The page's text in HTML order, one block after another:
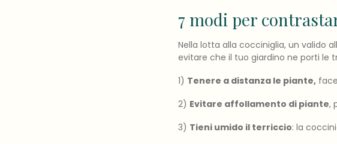
7 modi per
Nella lotta alla cocciniglia, un valido
evitare che il tuo giardino ne porti le
1) Tenere a distanza le piante,
2) Evitare affollamento di piante,
3) Tieni umido il terriccio: la